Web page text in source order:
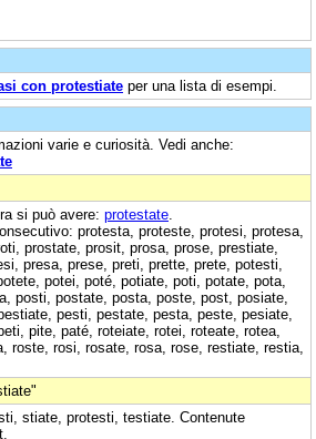
con protestiate per una lista di esempi.
varie e curiosità. Vedi anche:
si può avere: protestate
protesta, proteste, protesi, protesa,
prostate, prosit, prosa, prose, prestiate,
presa, prese, preti, prette, prete, potesti,
potei, poté, potiate, poti, potate, pota,
posti, postate, posta, poste, post, posiate,
pesti, pestate, pesta, peste, pesiate,
pite, paté, roteiate, rotei, roteate, rotea,
roste, rosi, rosate, rosa, rose, restiate, restia,
stiate, protesti, testiate. Contenute